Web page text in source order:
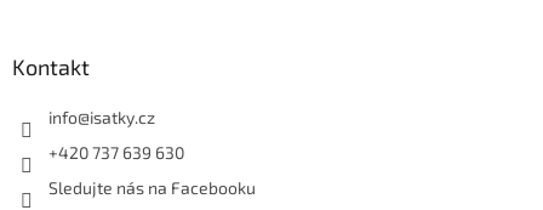
Kontakt
info@isatky.cz
+420 737 639 630
Sledujte nás na Facebooku